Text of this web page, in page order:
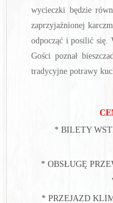
wycieczki będzie
zaprzyjaźnionej
odpocząć i posilić się.
Gości poznał
tradycyjne potrawy
* BILETY
* OBSŁUGĘ
* PRZEJAZD